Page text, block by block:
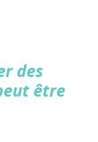
des
être